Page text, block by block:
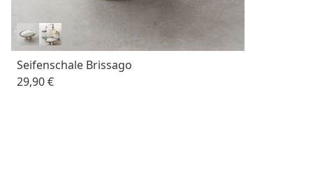
Seifenschale Brissago
29,90 €